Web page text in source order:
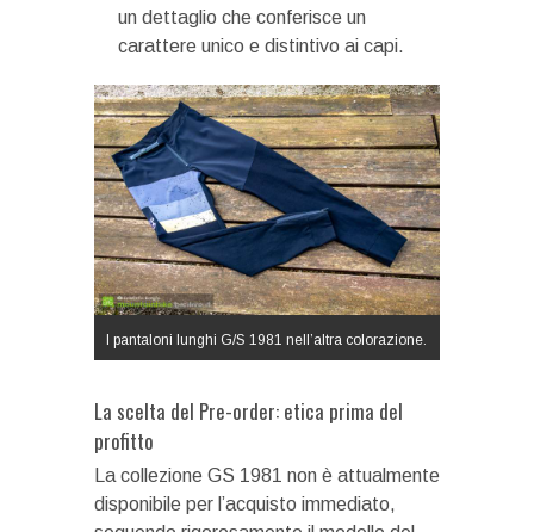
un dettaglio che conferisce un
carattere unico e distintivo ai capi.
I pantaloni lunghi G/S 1981 nell’altra colorazione.
La scelta del Pre-order: etica prima del
profitto
La collezione GS 1981 non è attualmente
disponibile per l’acquisto immediato,